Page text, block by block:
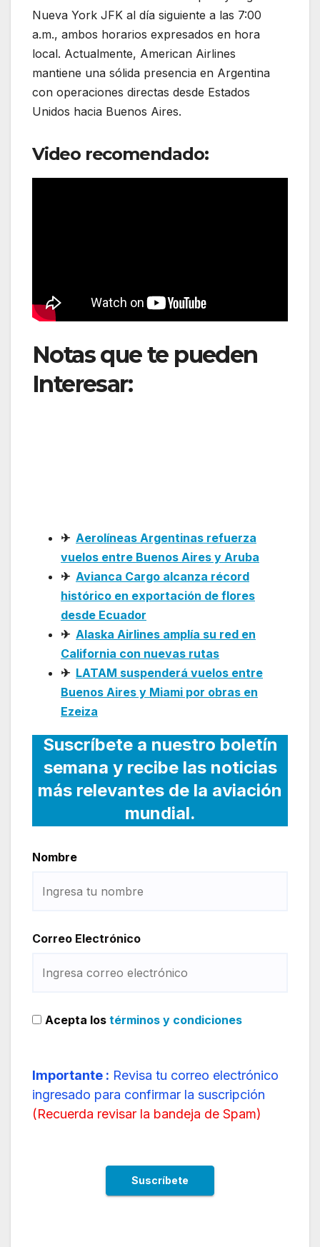
Nueva York JFK al día siguiente a las 7:00
a.m., ambos horarios expresados en hora
local. Actualmente, American Airlines
mantiene una sólida presencia en Argentina
con operaciones directas desde Estados
Unidos hacia Buenos Aires.
Video recomendado:
Notas que te pueden
Interesar:
✈ Aerolíneas Argentinas refuerza
vuelos entre Buenos Aires y Aruba
✈ Avianca Cargo alcanza récord
histórico en exportación de flores
desde Ecuador
✈ Alaska Airlines amplía su red en
California con nuevas rutas
✈ LATAM suspenderá vuelos entre
Buenos Aires y Miami por obras en
Ezeiza
Suscríbete a nuestro boletín
semana y recibe las noticias
más relevantes de la aviación
mundial.
Nombre
Correo Electrónico
Acepta los términos y condiciones
Importante : Revisa tu correo electrónico
ingresado para confirmar la suscripción
(Recuerda revisar la bandeja de Spam)